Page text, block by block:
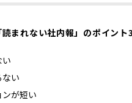
まれない社内報」のポイント
い
が短い